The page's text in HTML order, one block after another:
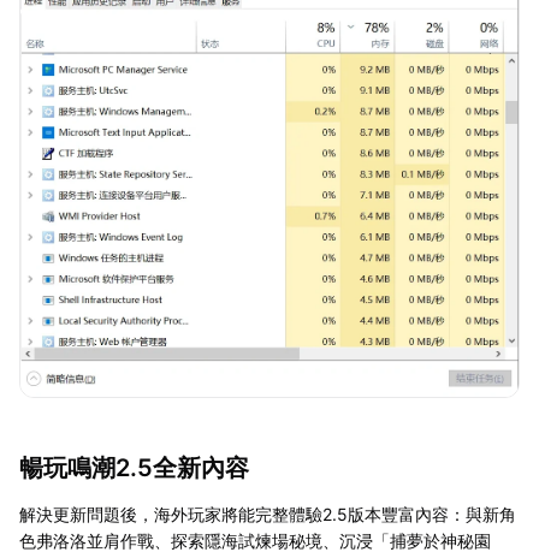
暢玩鳴潮2.5全新內容
解決更新問題後，海外玩家將能完整體驗2.5版本豐富內容：與新角
色弗洛洛並肩作戰、探索隱海試煉場秘境、沉浸「捕夢於神秘園